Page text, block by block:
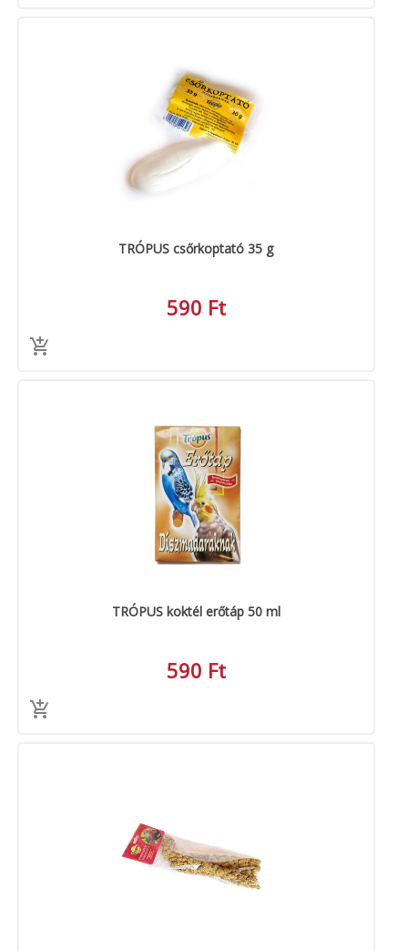
TRÓPUS csőrkoptató 35 g
590 Ft
TRÓPUS koktél erőtáp 50 ml
590 Ft